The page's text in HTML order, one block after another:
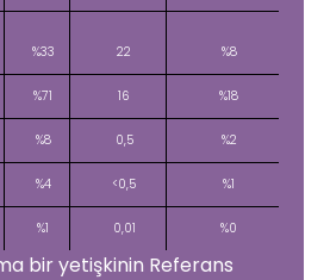
%33 22 %8
%71 16 %18
%8 0,5 %2
%4 <0,5 %1
%1 0,01 %0
bir yetişkinin Referans